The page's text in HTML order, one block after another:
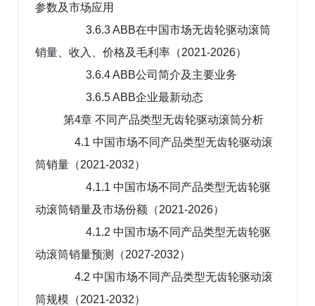
参数及市场应用
3.6.3 ABB在中国市场无齿轮驱动滚筒
销量、收入、价格及毛利率（2021-2026）
3.6.4 ABB公司简介及主要业务
3.6.5 ABB企业最新动态
第4章 不同产品类型无齿轮驱动滚筒分析
4.1 中国市场不同产品类型无齿轮驱动滚
筒销量（2021-2032）
4.1.1 中国市场不同产品类型无齿轮驱
动滚筒销量及市场份额（2021-2026）
4.1.2 中国市场不同产品类型无齿轮驱
动滚筒销量预测（2027-2032）
4.2 中国市场不同产品类型无齿轮驱动滚
筒规模（2021-2032）